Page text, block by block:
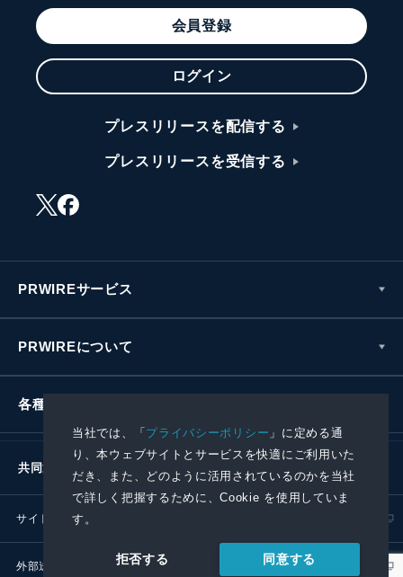
当社では、「プライバシーポリシー 」に定める通
り、本ウェブサイトとサービスを快適にご利用いた
だき、また、どのように活用されているのかを当社
で詳しく把握するために、Cookie を使用していま
す。
拒否する 同意する
会員登録
ログイン
プレスリリースを配信する
プレスリリースを受信する
PRWIREサービス
PRWIREについて
各種お問い合わせ
共同通信社グループ
サイトポリシー
外部送信ポリシー プレスリリース取扱基準